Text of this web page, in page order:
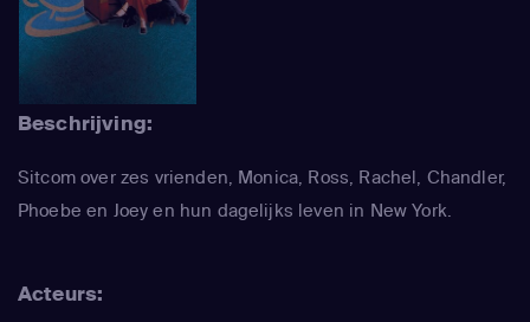
Beschrijving:
Sitcom over zes vrienden, Monica, Ross, Rachel, Chandler,
Phoebe en Joey en hun dagelijks leven in New York.
Acteurs: